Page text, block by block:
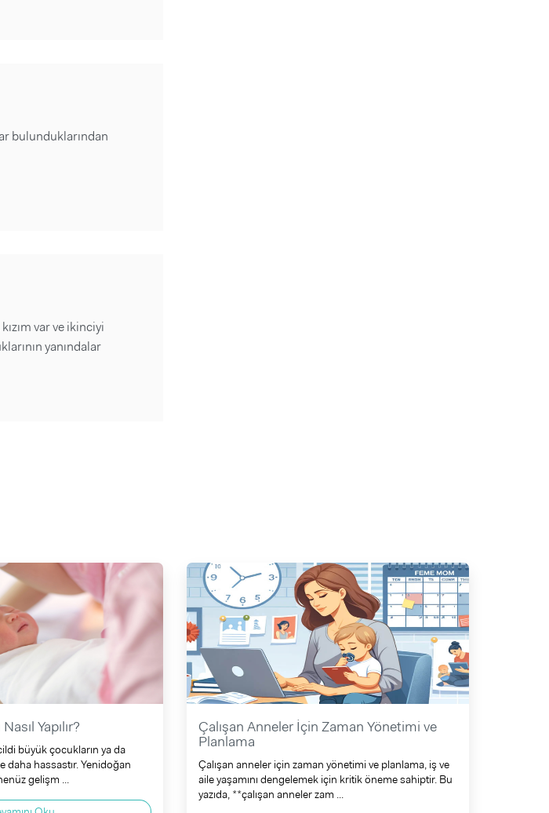
bulunduklarından
var ve ikinciyi
yanındalar
Yapılır?
büyük çocukların ya da
hassastır. Yenidoğan
gelişm ...
Çalışan Anneler İçin Zaman Yönetimi ve
Planlama
Çalışan anneler için zaman yönetimi ve planlama, iş ve
aile yaşamını dengelemek için kritik öneme sahiptir. Bu
yazıda, **çalışan anneler zam ...